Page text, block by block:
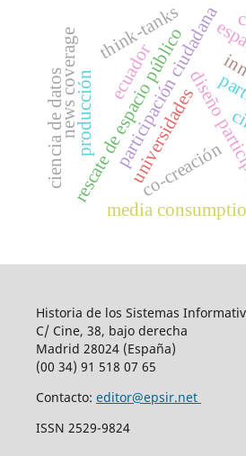
participación ciudadana
rescate de espacio público
universidades
co-creación
think-tanks
ecuador
producción
media
news coverage
ciencia de datos
Historia de los Sistemas
C/ Cine, 38, bajo derecha
Madrid 28024 (España)
(00 34) 91 518 07 65
Contacto: editor@epsir.net
ISSN 2529-9824